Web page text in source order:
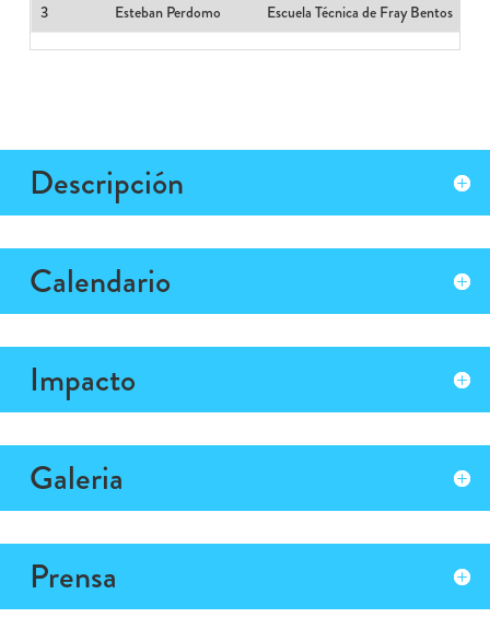
3
Esteban Perdomo Escuela Técnica de Fray Bentos
Descripción
Calendario
Impacto
Galeria
Prensa